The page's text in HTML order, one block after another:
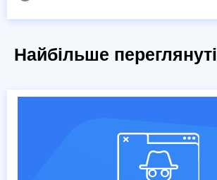
Найбільше переглянуті